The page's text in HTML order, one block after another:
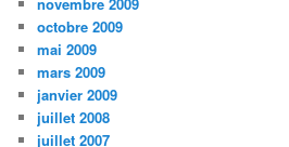
octobre 2009
mai 2009
mars 2009
janvier 2009
juillet 2008
juillet 2007